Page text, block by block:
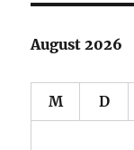
August 2026
M D